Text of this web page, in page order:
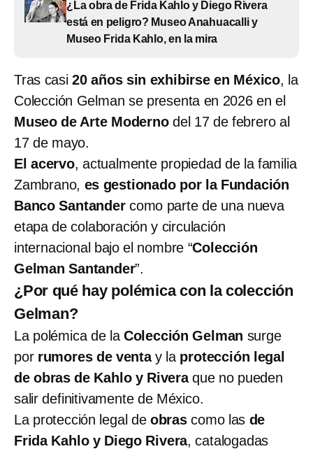
¿La obra de Frida Kahlo y Diego Rivera
está en peligro? Museo Anahuacalli y
Museo Frida Kahlo, en la mira
Tras casi20 años sin exhibirse en México, la
Colección Gelman se presenta en 2026 en el
Museo de Arte Modernodel 17 de febrero al
17 de mayo.
El acervo, actualmente propiedad de la familia
Zambrano, es gestionado por la Fundación
Banco Santandercomo parte de una nueva
etapa de colaboración y circulación
internacional bajo el nombre “Colección
Gelman Santander”.
¿Por qué hay polémica con la colección
Gelman?
La polémica de la Colección Gelman surge
por rumores de ventay la protección legal
de obras de Kahlo y Riveraque no pueden
salir definitivamente de México.
La protección legal de obrascomo las de
Frida Kahlo y Diego Rivera, catalogadas